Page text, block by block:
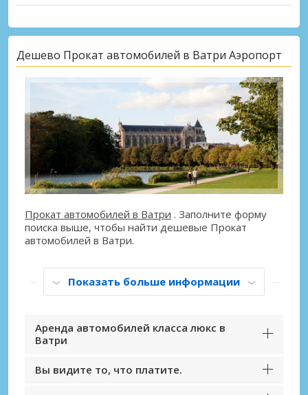
Дешево Прокат автомобилей в Ватри Аэропорт
Прокат автомобилей в Ватри . Заполните форму
поиска выше, чтобы найти дешевые Прокат
автомобилей в Ватри.
Показать больше информации
Аренда автомобилей класса люкс в
Ватри
Вы видите то, что платите.